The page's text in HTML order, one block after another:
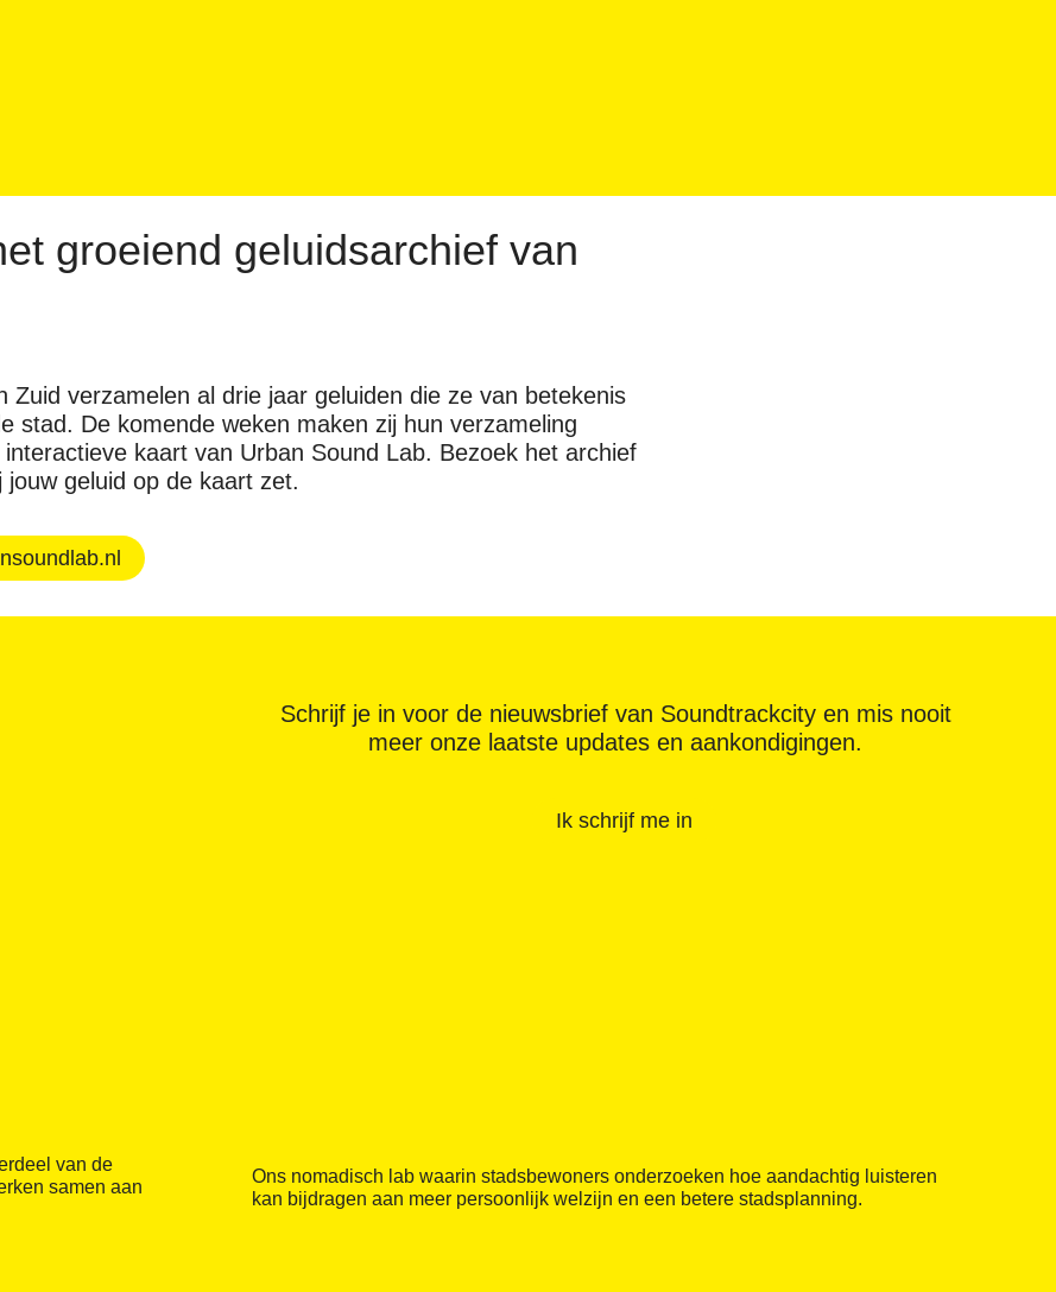
groeiend geluidsarchief van
Zuid verzamelen al drie jaar geluiden die ze van betekenis
stad. De komende weken maken zij hun verzameling
interactieve kaart van Urban Sound Lab. Bezoek het archief
jouw geluid op de kaart zet.
Schrijf je in voor de nieuwsbrief van Soundtrackcity en mis nooit
meer onze laatste updates en aankondigingen.
Ik schrijf me in
van de
samen aan
Ons nomadisch lab waarin stadsbewoners onderzoeken hoe aandachtig luisteren
kan bijdragen aan meer persoonlijk welzijn en een betere stadsplanning.